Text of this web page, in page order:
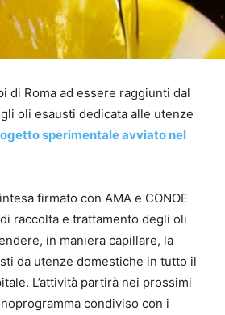
di Roma ad essere raggiunti dal
oli esausti dedicata alle utenze
sperimentale avviato nel
firmato con AMA e CONOE
raccolta e trattamento degli oli
in maniera capillare, la
da utenze domestiche in tutto il
L’attività partirà nei prossimi
condiviso con i